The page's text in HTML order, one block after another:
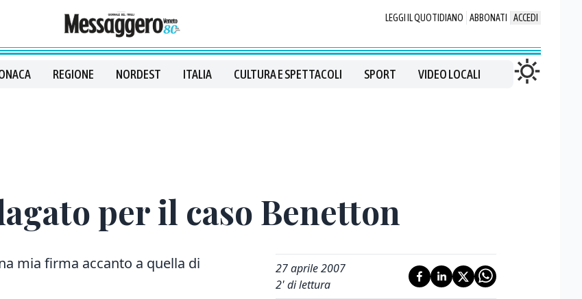
LEGGI IL QUOTIDIANO ABBONATI ACCEDI
REGIONE NORDEST ITALIA CULTURA E SPETTACOLI SPORT VIDEO LOCALI
per il caso Benetton
mia firma accanto a quella di
27 aprile 2007
2' di lettura